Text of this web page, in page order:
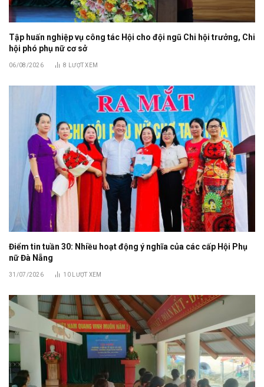
Tập huấn nghiệp vụ công tác Hội cho đội ngũ Chi hội trưởng, Chi
hội phó phụ nữ cơ sở
06/08/2026 8 LƯỢT XEM
Điểm tin tuần 30: Nhiều hoạt động ý nghĩa của các cấp Hội Phụ
nữ Đà Nẵng
31/07/2026 10 LƯỢT XEM